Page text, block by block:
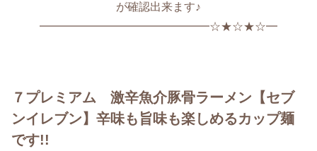
が確認出来ます♪
━━━━━━━━━━━━━━━☆★☆★☆━
７プレミアム 激辛魚介豚骨ラーメン【セブ
ンイレブン】辛味も旨味も楽しめるカップ麺
です!!